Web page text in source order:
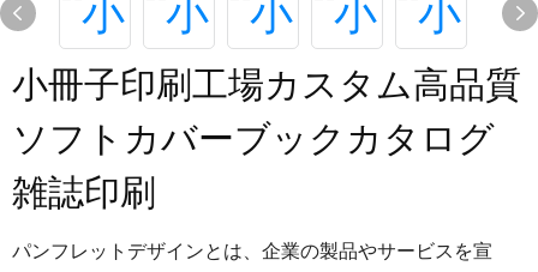
小冊子印刷工場カスタム高品質
ソフトカバーブックカタログ
雑誌印刷
パンフレットデザインとは、企業の製品やサービスを宣